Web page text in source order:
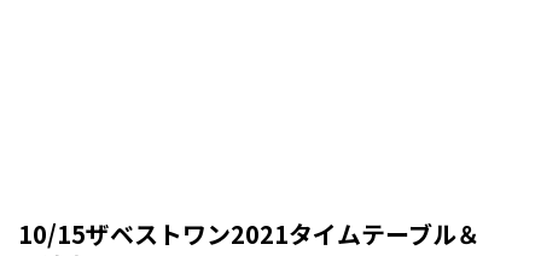
10/15ザベストワン2021タイムテーブル＆